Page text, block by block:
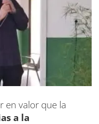
en valor que la
a la